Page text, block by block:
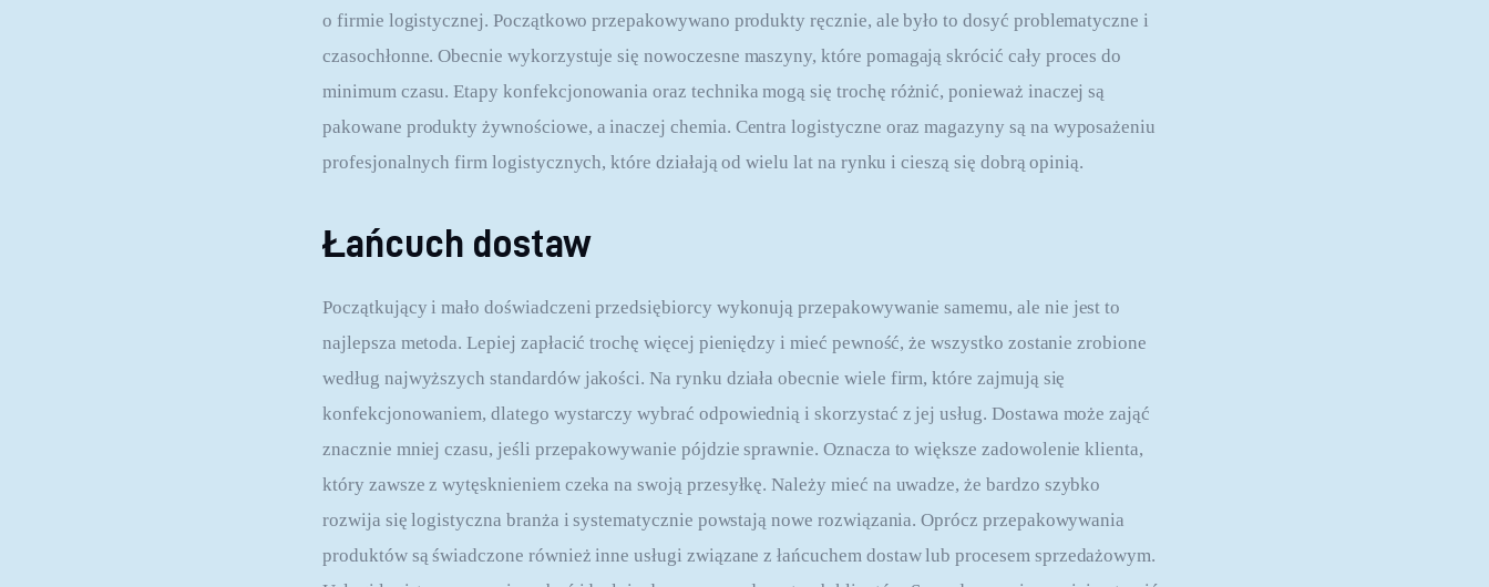
o firmie logistycznej. Początkowo przepakowywano produkty ręcznie, ale było to dosyć problematyczne i
czasochłonne. Obecnie wykorzystuje się nowoczesne maszyny, które pomagają skrócić cały proces do
minimum czasu. Etapy konfekcjonowania oraz technika mogą się trochę różnić, ponieważ inaczej są
pakowane produkty żywnościowe, a inaczej chemia. Centra logistyczne oraz magazyny są na wyposażeniu
profesjonalnych firm logistycznych, które działają od wielu lat na rynku i cieszą się dobrą opinią.
Łańcuch dostaw
Początkujący i mało doświadczeni przedsiębiorcy wykonują przepakowywanie samemu, ale nie jest to
najlepsza metoda. Lepiej zapłacić trochę więcej pieniędzy i mieć pewność, że wszystko zostanie zrobione
według najwyższych standardów jakości. Na rynku działa obecnie wiele firm, które zajmują się
konfekcjonowaniem, dlatego wystarczy wybrać odpowiednią i skorzystać z jej usług. Dostawa może zająć
znacznie mniej czasu, jeśli przepakowywanie pójdzie sprawnie. Oznacza to większe zadowolenie klienta,
który zawsze z wytęsknieniem czeka na swoją przesyłkę. Należy mieć na uwadze, że bardzo szybko
rozwija się logistyczna branża i systematycznie powstają nowe rozwiązania. Oprócz przepakowywania
produktów są świadczone również inne usługi związane z łańcuchem dostaw lub procesem sprzedażowym.